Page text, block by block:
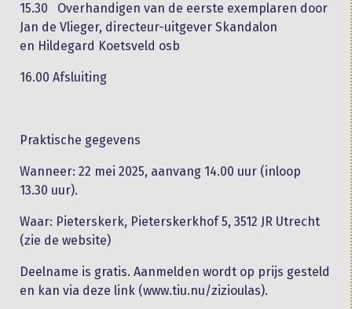
15.30 Overhandigen van de eerste exemplaren door
Jan de Vlieger, directeur-uitgever Skandalon
en Hildegard Koetsveld osb
16.00 Afsluiting
Praktische gegevens
Wanneer: 22 mei 2025, aanvang 14.00 uur (inloop
13.30 uur).
Waar: Pieterskerk, Pieterskerkhof 5, 3512 JR Utrecht
(zie de website)
Deelname is gratis. Aanmelden wordt op prijs gesteld
en kan via deze link (www.tiu.nu/zizioulas).